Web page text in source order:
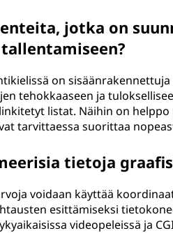
jotka on
on
tehokkaaseen ja
listat. Näihin on
tarvittaessa suorittaa
tietoja
voidaan käyttää
esittämiseksi
videopeleissä ja